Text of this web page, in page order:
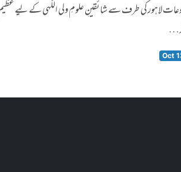
لاہور کی طرف سے شائقینِ علومِ ولی اللّٰہی کے لیے
Oct